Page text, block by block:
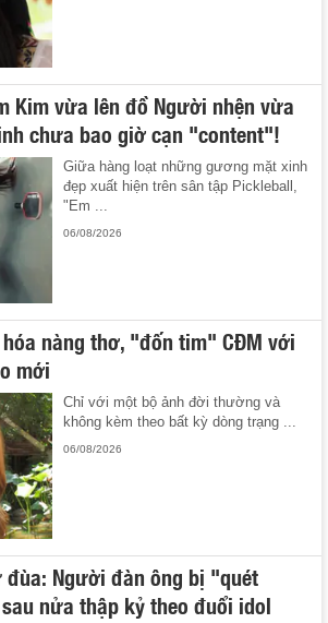
Kim vừa lên đồ Người nhện vừa
chưa bao giờ cạn "content"!
Giữa hàng loạt những gương mặt xinh
đẹp xuất hiện trên sân tập Pickleball,
"Em ...
06/08/2026
nàng thơ, "đốn tim" CĐM với
mới
Chỉ với một bộ ảnh đời thường và
không kèm theo bất kỳ dòng trạng ...
06/08/2026
đùa: Người đàn ông bị "quét
nửa thập kỷ theo đuổi idol